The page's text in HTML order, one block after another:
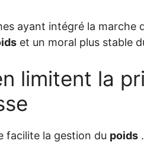
ayant intégré la marche
et un moral plus stable
limitent la
facilite la gestion du poids